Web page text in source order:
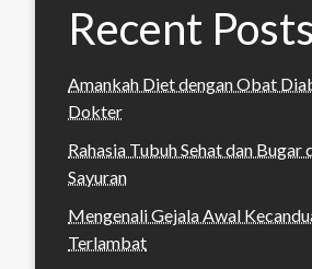
Recent Posts
Amankah Diet dengan Obat
Dokter
Rahasia Tubuh Sehat dan Bugar
Sayuran
Mengenali Gejala Awal
Terlambat